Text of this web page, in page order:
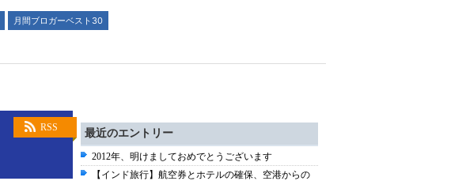
月間ブロガーベスト30
RSS 最近のエントリー
2012年、明けましておめでとうございます
【インド旅行】航空券とホテルの確保、空港からの